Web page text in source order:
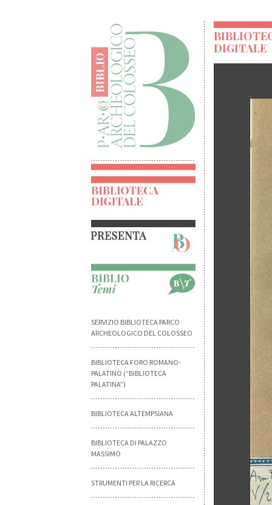
SERVIZIO BIBLIOTECA PARCO
ARCHEOLOGICO DEL COLOSSEO
BIBLIOTECA FORO ROMANO-
PALATINO (“BIBLIOTECA
PALATINA”)
BIBLIOTECA ALTEMPSIANA
BIBLIOTECA DI PALAZZO
MASSIMO
STRUMENTI PER LA RICERCA
DIGITALE